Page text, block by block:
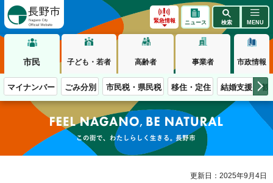
緊急情報 ニュース 検索 MENU
市民 子ども・若者 高齢者 事業者 市政情報
マイナンバー ごみ分別 市民税・県民税 移住・定住 結婚支援 観
この街で、わたしらしく生きる。長野市
更新日：2025年9月4日